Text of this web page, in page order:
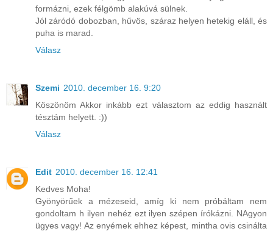
formázni, ezek félgömb alakúvá sülnek.
Jól záródó dobozban, hűvös, száraz helyen hetekig eláll, és
puha is marad.
Válasz
Szemi 2010. december 16. 9:20
Köszönöm Akkor inkább ezt választom az eddig használt
tésztám helyett. :))
Válasz
Edit 2010. december 16. 12:41
Kedves Moha!
Gyönyörűek a mézeseid, amíg ki nem próbáltam nem
gondoltam h ilyen nehéz ezt ilyen szépen írókázni. NAgyon
ügyes vagy! Az enyémek ehhez képest, mintha ovis csinálta